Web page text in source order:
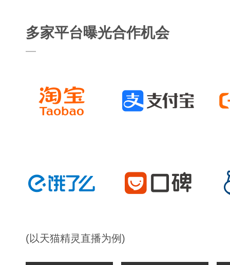
多家平台曝光合作机会
(以天猫精灵直播为例)